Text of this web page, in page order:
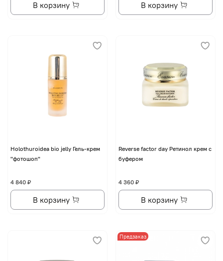
В корзину В корзину
Holothuroidea bio jelly Гель-крем
"фотошоп"
4 840 ₽
В корзину
Reverse factor day Ретинол крем с
буфером
4 360 ₽
В корзину
Предзаказ